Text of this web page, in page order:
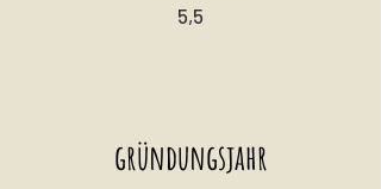
5,5
gründungsjahr